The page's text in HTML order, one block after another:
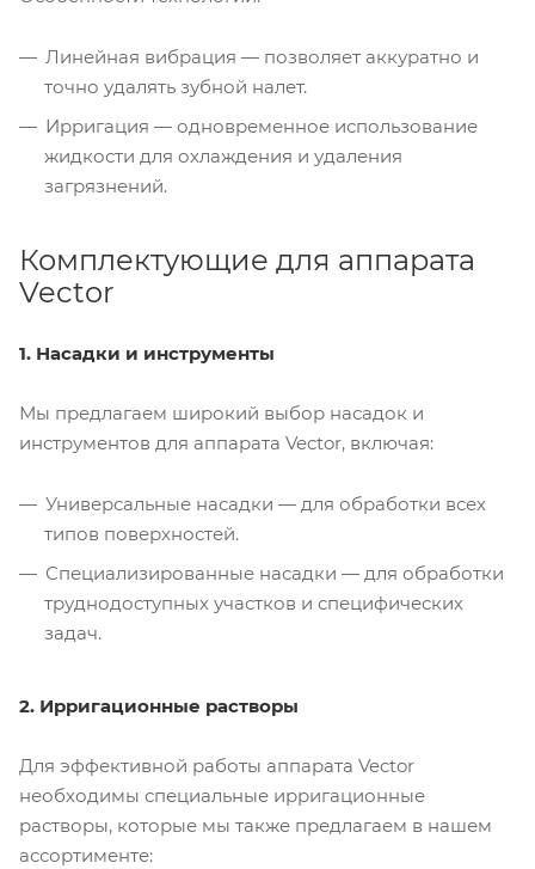
Линейная вибрация — позволяет аккуратно и
точно удалять зубной налет.
Ирригация — одновременное использование
жидкости для охлаждения и удаления
загрязнений.
Комплектующие для аппарата
Vector
1. Насадки и инструменты
Мы предлагаем широкий выбор насадок и
инструментов для аппарата Vector, включая:
Универсальные насадки — для обработки всех
типов поверхностей.
Специализированные насадки — для обработки
труднодоступных участков и специфических
задач.
2. Ирригационные растворы
Для эффективной работы аппарата Vector
необходимы специальные ирригационные
растворы, которые мы также предлагаем в нашем
ассортименте: